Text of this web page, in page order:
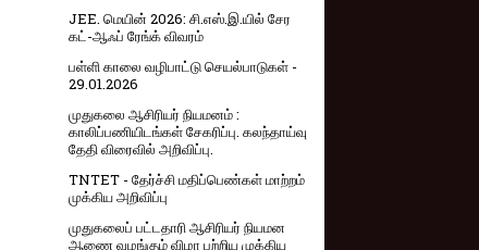
JEE. மெயின் 2026: சி.எஸ்.இ.யில் சேர
கட்-ஆஃப் ரேங்க் விவரம்
பள்ளி காலை வழிபாட்டு செயல்பாடுகள் -
29.01.2026
முதுகலை ஆசிரியர் நியமனம் :
காலிப்பணியிடங்கள் சேகரிப்பு. கலந்தாய்வு
தேதி விரைவில் அறிவிப்பு.
TNTET - தேர்ச்சி மதிப்பெண்கள் மாற்றம்
முக்கிய அறிவிப்பு
முதுகலைப் பட்டதாரி ஆசிரியர் நியமன
ஆணை வழங்கும் விழா பற்றிய முக்கிய